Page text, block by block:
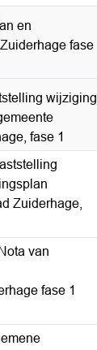
en
fase
wijziging
fase 1
Zuiderhage,
van
fase 1